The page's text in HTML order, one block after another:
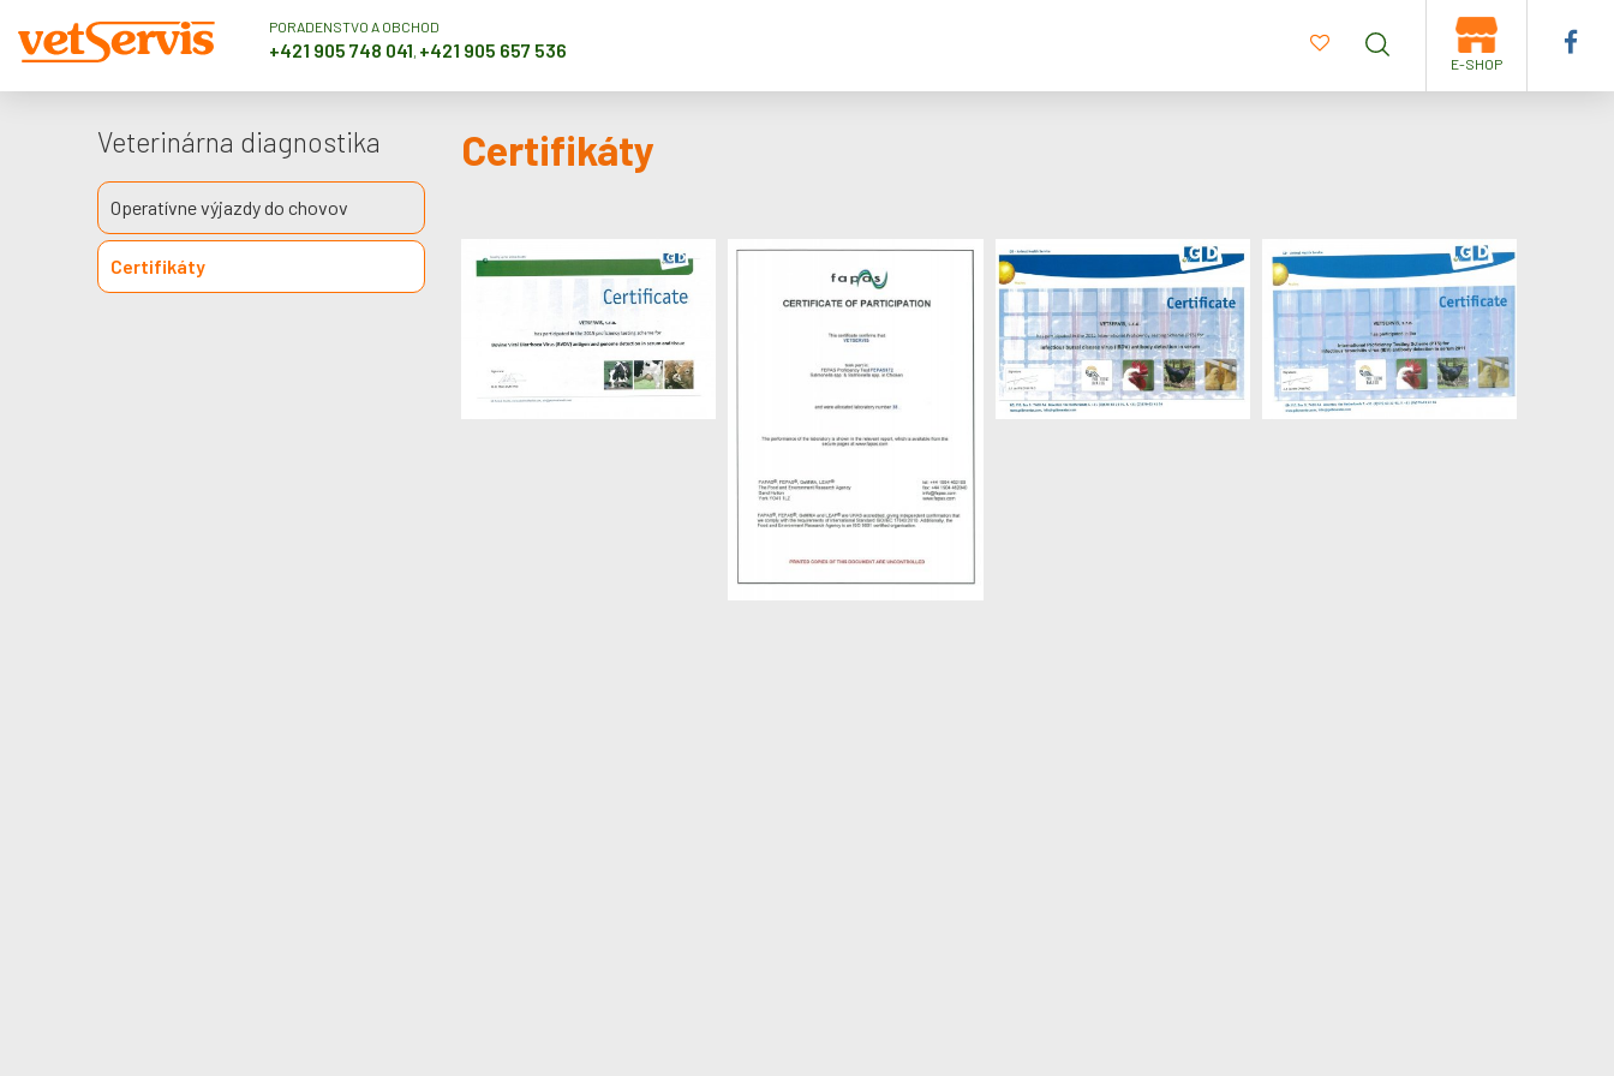
PORADENSTVO A OBCHOD
+421 905 748 041, +421 905 657 536
E-SHOP
Veterinárna diagnostika
Operatívne výjazdy do chovov
Certifikáty
Certifikáty